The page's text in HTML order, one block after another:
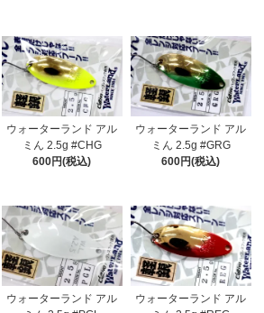
ウォーターランド アル
ミん 2.5g #CHG
600円(税込)
ウォーターランド アル
ミん 2.5g #GRG
600円(税込)
ウォーターランド アル
ウォーターランド アル